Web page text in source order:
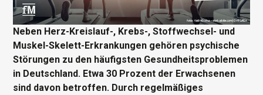
Neben Herz-Kreislauf-, Krebs-, Stoffwechsel- und
Muskel-Skelett-Erkrankungen gehören psychische
Störungen zu den häufigsten Gesundheitsproblemen
in Deutschland. Etwa 30 Prozent der Erwachsenen
sind davon betroffen. Durch regelmäßiges